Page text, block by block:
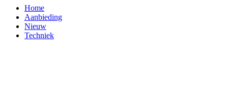
Home
Aanbieding
Nieuw
Techniek